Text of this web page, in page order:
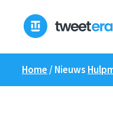
inhoud
Home / Nieuws